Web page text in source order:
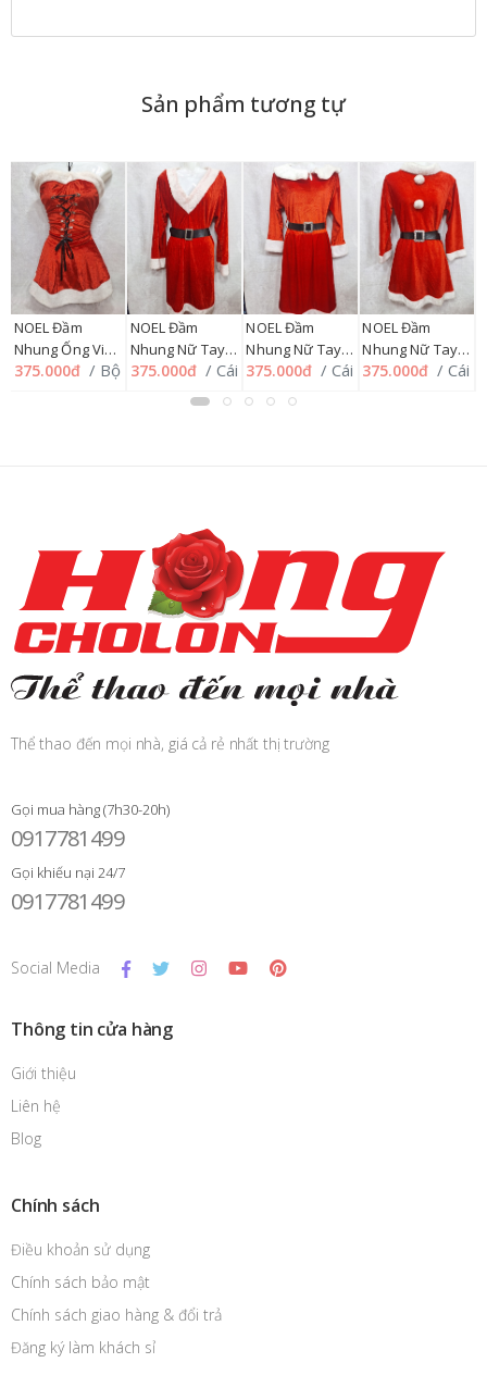
Sản phẩm tương tự
NOEL Đầm
Nhung Ống Viền
+ Cổ tay rời
375.000đ / Bộ
NOEL Đầm
Nhung Nữ Tay
Dài Cổ Tim
375.000đ / Cái
NOEL Đầm
Nhung Nữ Tay
Dài Cổ Sen
375.000đ / Cái
NOEL Đầm
Nhung Nữ Tay
Dài Cổ Lọ + Nón
375.000đ / Cái
Thể thao đến mọi nhà, giá cả rẻ nhất thị trường
Gọi mua hàng (7h30-20h)
0917781499
Gọi khiếu nại 24/7
0917781499
Social Media
Thông tin cửa hàng
Giới thiệu
Liên hệ
Blog
Chính sách
Điều khoản sử dụng
Chính sách bảo mật
Chính sách giao hàng & đổi trả
Đăng ký làm khách sỉ